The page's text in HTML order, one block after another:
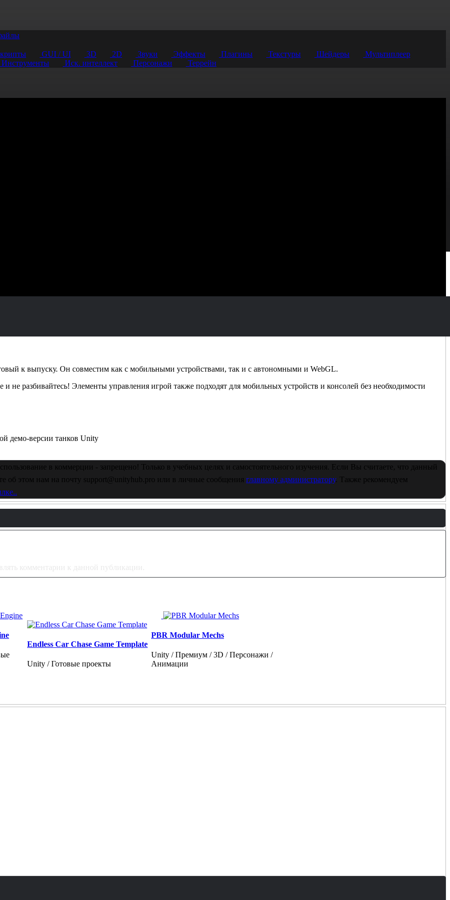
GUI / UI 3D 2D Звуки Эффекты Плагины Текстуры Шейдеры
Мультиплеер
Инструменты Иск. интеллект Персонажи Террейн
к выпуску. Он совместим как с мобильными устройствами, так и с автономными и WebGL.
разбивайтесь! Элементы управления игрой также подходят для мобильных устройств и консолей без необходимости
демо-версии танков Unity
в коммерции - запрещено! Только в учебных целях и самостоятельного изучения. Если Вы считаете, что данный
об этом нам на почту support@unityhub.pro или в личные сообщения главному администратору. Также рекомендуем
комментарии к данной публикации.
Endless Car Chase Game Template
Unity / Готовые проекты
PBR Modular Mechs
Unity / Премиум / 3D / Персонажи /
Анимации